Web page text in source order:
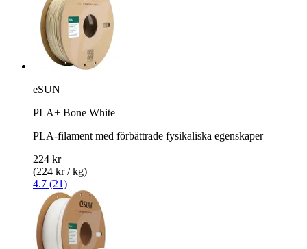
eSUN
PLA+ Bone White
PLA-filament med förbättrade fysikaliska egenskaper
224 kr
(224 kr / kg)
4.7 (21)